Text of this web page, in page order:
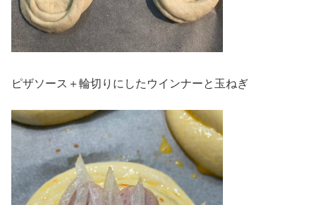
ピザソース＋輪切りにしたウインナーと玉ねぎ